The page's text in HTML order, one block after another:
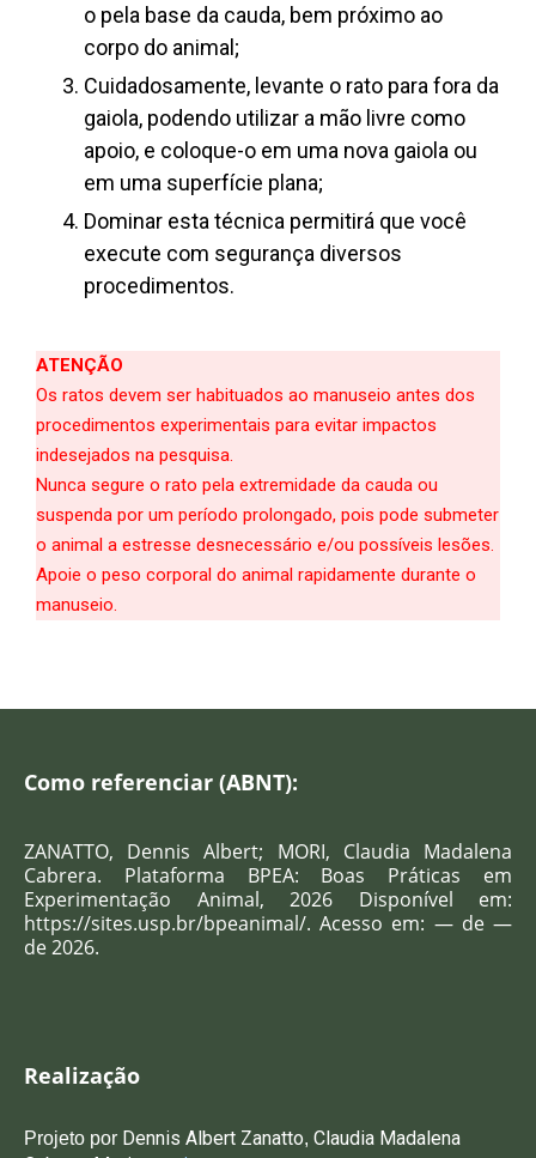
o pela base da cauda, bem próximo ao
corpo do animal;
Cuidadosamente, levante o rato para fora da
gaiola, podendo utilizar a mão livre como
apoio, e coloque-o em uma nova gaiola ou
em uma superfície plana;
Dominar esta técnica permitirá que você
execute com segurança diversos
procedimentos.
ATENÇÃO
Os ratos devem ser habituados ao manuseio antes dos
procedimentos experimentais para evitar impactos
indesejados na pesquisa.
Nunca segure o rato pela extremidade da cauda ou
suspenda por um período prolongado, pois pode submeter
o animal a estresse desnecessário e/ou possíveis lesões.
Apoie o peso corporal do animal rapidamente durante o
manuseio.
Como referenciar (ABNT):
ZANATTO, Dennis Albert; MORI, Claudia Madalena
Cabrera. Plataforma BPEA: Boas Práticas em
Experimentação Animal, 2026 Disponível em:
https://sites.usp.br/bpeanimal/. Acesso em: — de —
de 2026.
Realização
Projeto por Dennis Albert Zanatto, C laudia Madalena